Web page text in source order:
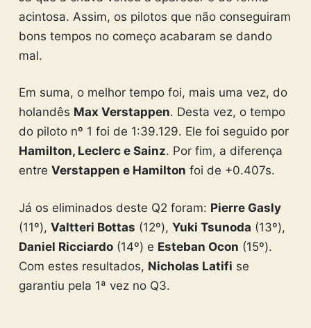
acintosa. Assim, os pilotos que não conseguiram
bons tempos no começo acabaram se dando
mal.
Em suma, o melhor tempo foi, mais uma vez, do
holandês Max Verstappen. Desta vez, o tempo
do piloto nº 1 foi de 1:39.129. Ele foi seguido por
Hamilton, Leclerc e Sainz. Por fim, a diferença
entre Verstappen e Hamilton foi de +0.407s.
Já os eliminados deste Q2 foram: Pierre Gasly
(11º), Valtteri Bottas (12º), Yuki Tsunoda (13º),
Daniel Ricciardo(14º) e Esteban Ocon (15º).
Com estes resultados, Nicholas Latifi se
garantiu pela 1ª vez no Q3.